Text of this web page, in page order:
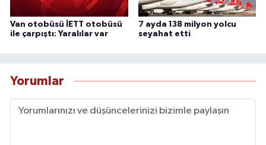
Van otobüsü İETT otobüsü
ile çarpıştı: Yaralılar var
7 ayda 138 milyon yolcu
seyahat etti
Yorumlar